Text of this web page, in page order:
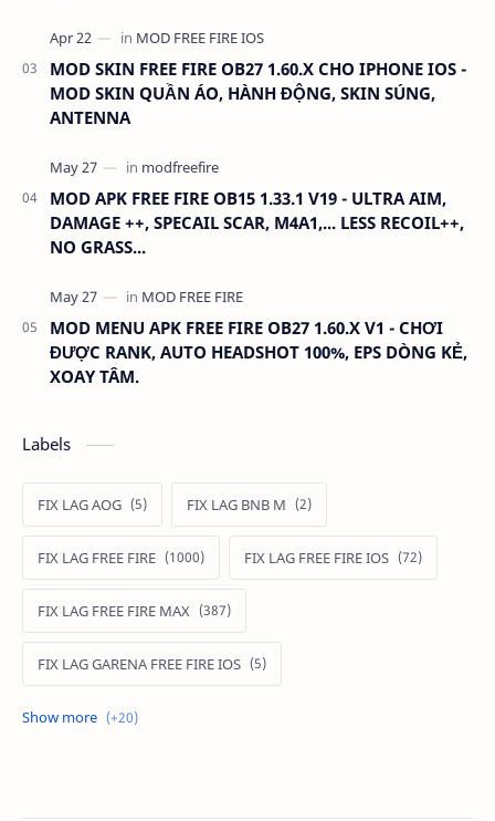
MOD SKIN FREE FIRE OB27 1.60.X CHO IPHONE IOS -
MOD SKIN QUẦN ÁO, HÀNH ĐỘNG, SKIN SÚNG,
ANTENNA
MOD APK FREE FIRE OB15 1.33.1 V19 - ULTRA AIM,
DAMAGE ++, SPECAIL SCAR, M4A1,... LESS RECOIL++,
NO GRASS...
MOD MENU APK FREE FIRE OB27 1.60.X V1 - CHƠI
ĐƯỢC RANK, AUTO HEADSHOT 100%, EPS DÒNG KẺ,
XOAY TÂM.
Labels
FIX LAG AOG FIX LAG BNB M
FIX LAG FREE FIRE FIX LAG FREE FIRE IOS
FIX LAG FREE FIRE MAX
FIX LAG GARENA FREE FIRE IOS
FIX LAG LIÊN QUÂN MOBILE